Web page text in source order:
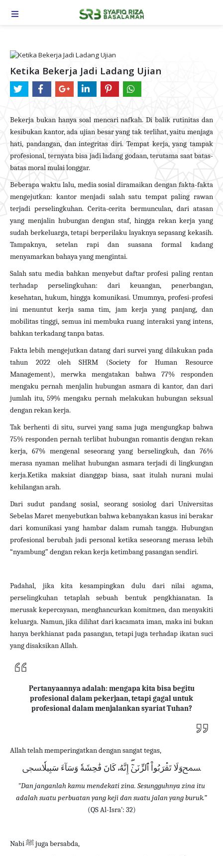
TOGGLE NAVIGATION
Ketika Bekerja Jadi Ladang Ujian
Bekerja bukan hanya soal mencari nafkah. Di balik rutinitas dan
kesibukan kantor, ada ujian besar yang tak terlihat, yaitu menjaga
hati, pandangan, dan integritas diri. Tempat kerja, yang tampak
profesional, ternyata bisa jadi ladang godaan, terutama saat batas-
batas moral mulai longgar.
Beberapa waktu lalu, media sosial diramaikan dengan fakta-fakta
mengejutkan: kantor menjadi salah satu tempat paling rawan
terjadi perselingkuhan. Cerita-cerita bermunculan, dari atasan
yang menjalin hubungan dengan staf, hingga rekan kerja yang
sudah berkeluarga, tetapi berperilaku layaknya sepasang kekasih.
Tampaknya, setelan rapi dan suasana formal kadang
menyamarkan bahaya yang mengintai.
Salah satu media bahkan menyebut daftar profesi paling rentan
terhadap perselingkuhan: dari keuangan, penerbangan,
kesehatan, hukum, hingga komunikasi. Umumnya, profesi-profesi
ini menuntut kerja sama tim, jam kerja yang panjang, dan
mobilitas tinggi, semua ini membuka ruang interaksi yang intens,
bahkan terkadang tanpa batas.
Fakta lebih mengejutkan datang dari survei yang dilakukan pada
tahun 2022 oleh SHRM (Society for Human Resource
Management), merwka mengatakan bahwa 77% responden
mengaku pernah menjalin hubungan asmara di kantor, dan dari
jumlah itu, 59% mengaku pernah melakukan hubungan seksual
dengan rekan kerja.
Tak berhenti di situ, survei yang sama juga mengungkap bahwa
75% responden pernah terlibat hubungan romantis dengan rekan
kerja, 67% mengenal seseorang yang berselingkuh, dan 76%
merasa nyaman melihat hubungan asmara terjadi di lingkungan
kerja.Ketika maksiat dianggap biasa, saat itulah nurani mulai
kehilangan arah.
Dari sudut pandang sosial, seorang sosiolog dari Universitas
Sebelas Maret menyebutkan bahwa kebanyakan kasus ini berakar
dari komunikasi yang hambar dalam rumah tangga. Hubungan
profesional berubah jadi personal ketika seseorang merasa lebih
“nyambung” dengan rekan kerja ketimbang pasangan sendiri.
Padahal, jika kita kesampingkan dulu dari nilai agama,
perselingkuhan tetaplah sebuah bentuk pengkhianatan. Ia
merusak kepercayaan, menghancurkan komitmen, dan menyakiti
keluarga. Namun, jika dilihat dari kacamata iman, maka ini bukan
hanya berkhianat pada pasangan, tetapi juga terhadap ikatan suci
yang disaksikan Allah.
Pertanyaannya adalah: mengapa kita bisa begitu
profesional dalam pekerjaan, tetapi gagal untuk
profesional dalam menjalankan syariat Tuhan?
Allah telah memperingatkan dengan sangat tegas,
ﵟوَلَا تَقۡرَبُواْ ٱلزِّنَىٰٓۖ إِنَّهُۥ كَانَ فَٰحِشَةٗ وَسَآءَ سَبِيلٗاﵞ
"Dan janganlah kamu mendekati zina. Sesungguhnya zina itu
adalah suatu perbuatan yang keji dan suatu jalan yang buruk.”
(QS Al-Isra’: 32)
Nabiﷺjuga bersabda,